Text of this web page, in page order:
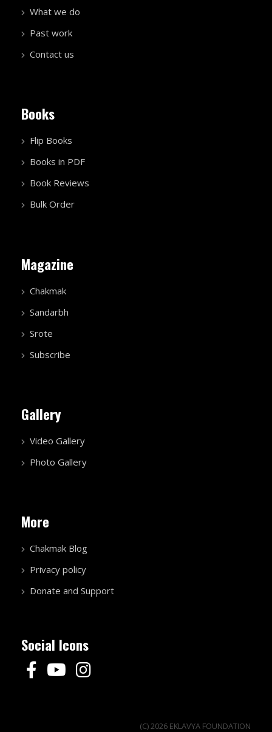
What we do
Past work
Contact us
Books
Flip Books
Books in PDF
Book Reviews
Bulk Order
Magazine
Chakmak
Sandarbh
Srote
Subscribe
Gallery
Video Gallery
Photo Gallery
More
Chakmak Blog
Privacy policy
Donate and Support
Social Icons
(C) 2026 EKLAVYA FOUNDATION